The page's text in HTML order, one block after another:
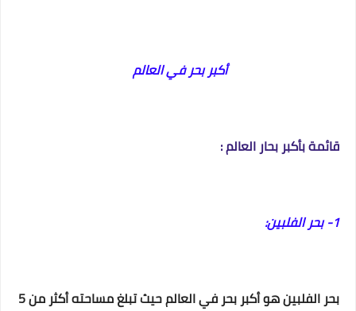
أكبر بحر في العالم
قائمة بأكبر بحار العالم :
1- بحر الفلبين:
بحر الفلبين هو أكبر بحر في العالم حيث تبلغ مساحته أكثر من 5